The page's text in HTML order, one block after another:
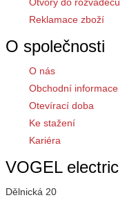
Otvory do rozváděčů
Reklamace zboží
O společnosti
O nás
Obchodní informace
Otevírací doba
Ke stažení
Kariéra
VOGEL electric
Dělnická 20